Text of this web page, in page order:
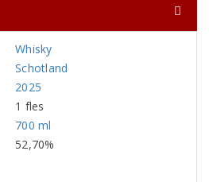
Whisky
Schotland
2025
1 fles
700 ml
52,70%